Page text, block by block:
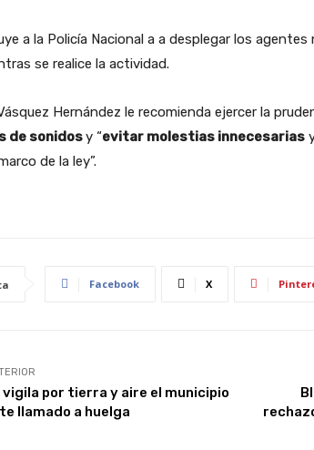
a la Policía Nacional a a desplegar los agentes
se realice la actividad.
Hernández le recomienda ejercer la
de sonidosy “evitar molestias innecesarias
de la ley”.
Facebook X
vigila por tierra y aire el municipio
llamado a huelga